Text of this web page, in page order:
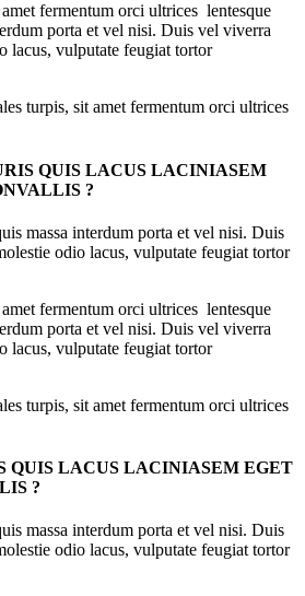
fermentum orci ultrices lentesque
porta et vel nisi. Duis vel viverra
lacus, vulputate feugiat tortor
turpis, sit amet fermentum orci ultrices
QUIS LACUS LACINIASEM
?
massa interdum porta et vel nisi. Duis
odio lacus, vulputate feugiat tortor
fermentum orci ultrices lentesque
porta et vel nisi. Duis vel viverra
lacus, vulputate feugiat tortor
turpis, sit amet fermentum orci ultrices
QUIS LACUS LACINIASEM EGET
?
massa interdum porta et vel nisi. Duis
odio lacus, vulputate feugiat tortor